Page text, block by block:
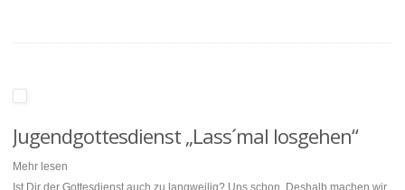
Jugendgottesdienst „Lass´mal losgehen“
Mehr lesen
Ist Dir der Gottesdienst auch zu langweilig? Uns schon. Deshalb machen wir